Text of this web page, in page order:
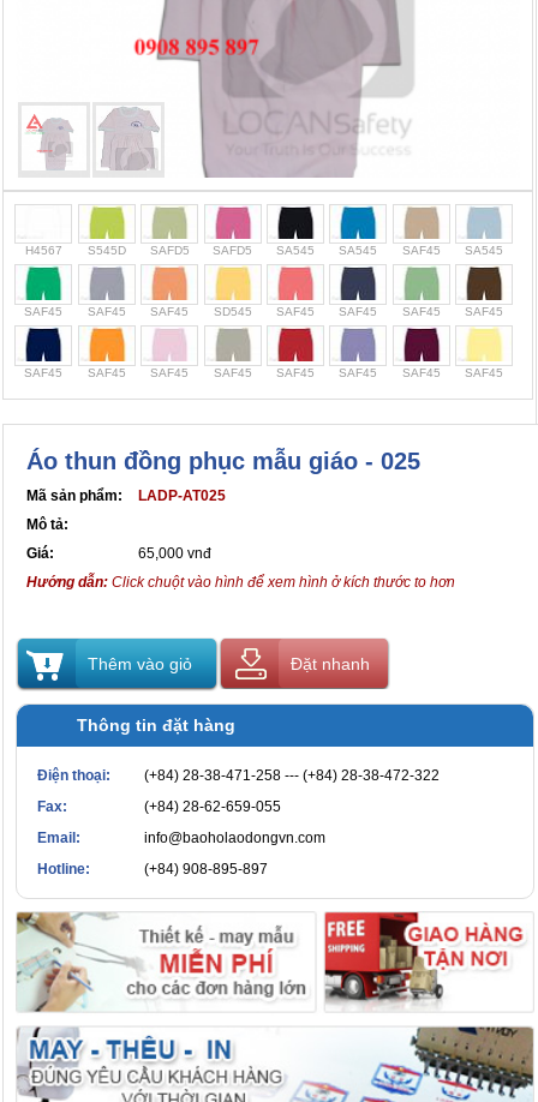
H4567 S545D SAFD5 SAFD5 SA545 SA545 SAF45 SA545
SAF45 SAF45 SAF45 SD545 SAF45 SAF45 SAF45 SAF45
SAF45 SAF45 SAF45 SAF45 SAF45 SAF45 SAF45 SAF45
Áo thun đồng phục mẫu giáo - 025
Mã sản phẩm:
LADP-AT025
Mô tả:
Giá:
65,000 vnđ
Hướng dẫn: Click chuột vào hình để xem hình ở kích thước to hơn
Thêm vào giỏ Đặt nhanh
Thông tin đặt hàng
Điện thoại:
(+84) 28-38-471-258 --- (+84) 28-38-472-322
Fax:
(+84) 28-62-659-055
Email:
info@baoholaodongvn.com
Hotline:
(+84) 908-895-897
Cọc giao thông, rào chắn công trình
Chính sách bảo mật thông tin